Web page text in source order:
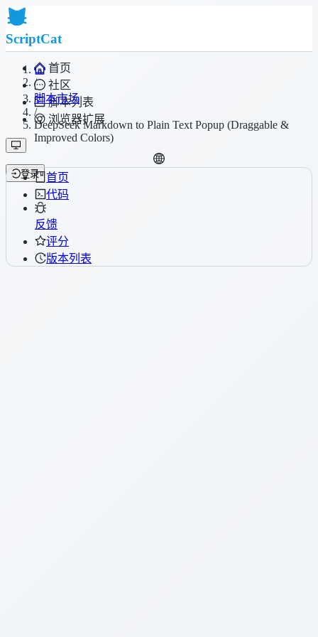
ScriptCat
首页
社区
脚本列表
浏览器扩展
登录
/
脚本市场
/
DeepSeek Markdown to Plain Text Popup (Draggable &
Improved Colors)
首页
代码
反馈
评分
版本列表